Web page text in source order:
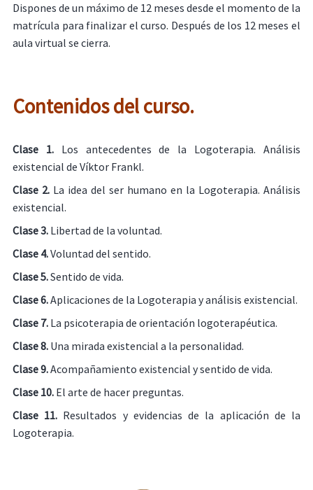
Dispones de un máximo de 12 meses desde el momento de la
matrícula para finalizar el curso. Después de los 12 meses el
aula virtual se cierra.
Contenidos del curso.
Clase 1. Los antecedentes de la Logoterapia. Análisis
existencial de Víktor Frankl.
Clase 2. La idea del ser humano en la Logoterapia. Análisis
existencial.
Clase 3. Libertad de la voluntad.
Clase 4.Voluntad del sentido.
Clase 5.Sentido de vida.
Clase 6.Aplicaciones de la Logoterapia y análisis existencial.
Clase 7. La psicoterapia de orientación logoterapéutica.
Clase 8. Una mirada existencial a la personalidad.
Clase 9.Acompañamiento existencial y sentido de vida.
Clase 10. El arte de hacer preguntas.
Clase 11. Resultados y evidencias de la aplicación de la
Logoterapia.